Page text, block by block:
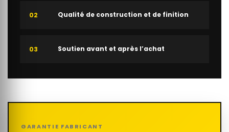
02 Qualité de construction et de finition
03 Soutien avant et après l’achat
GARANTIE FABRICANT